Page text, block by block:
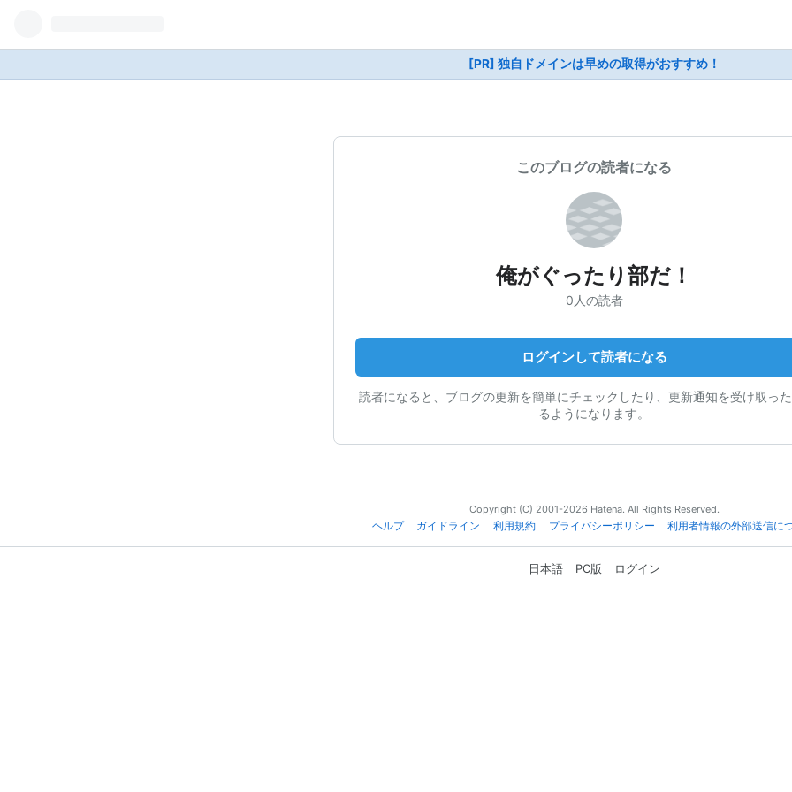
[PR] 独自ドメインは早めの取得がおすすめ！
このブログの読者になる
俺がぐったり部だ！
0人の読者
ログインして読者になる
読者になると、ブログの更新を簡単にチェックしたり、更新通知を受け取っ
るようになります。
Copyright (C) 2001-2026 Hatena. All Rights Reserved.
ヘルプ
ガイドライン 利用規約 プライバシーポリシー 利用者情報の外部送信に
日本語 PC版 ログイン